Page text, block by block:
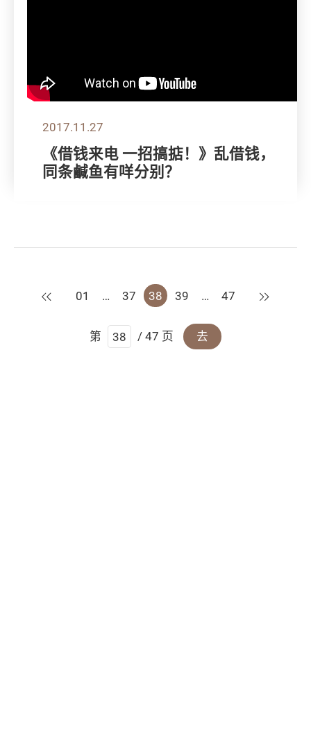
2017.11.27
《借钱来电 一招搞掂！》乱借钱，
同条鹹鱼有咩分别？
上一页
01 … 37 38 39 … 47 下一页
第 / 47 页 去